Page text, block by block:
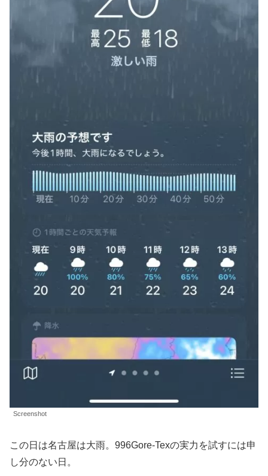
Screenshot
この日は名古屋は大雨。996Gore-Texの実力を試すには申
し分のない日。